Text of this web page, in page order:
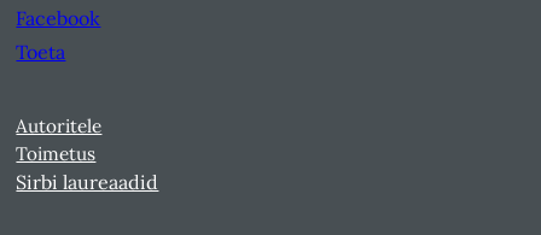
Facebook
Toeta
Autoritele
Toimetus
Sirbi laureaadid